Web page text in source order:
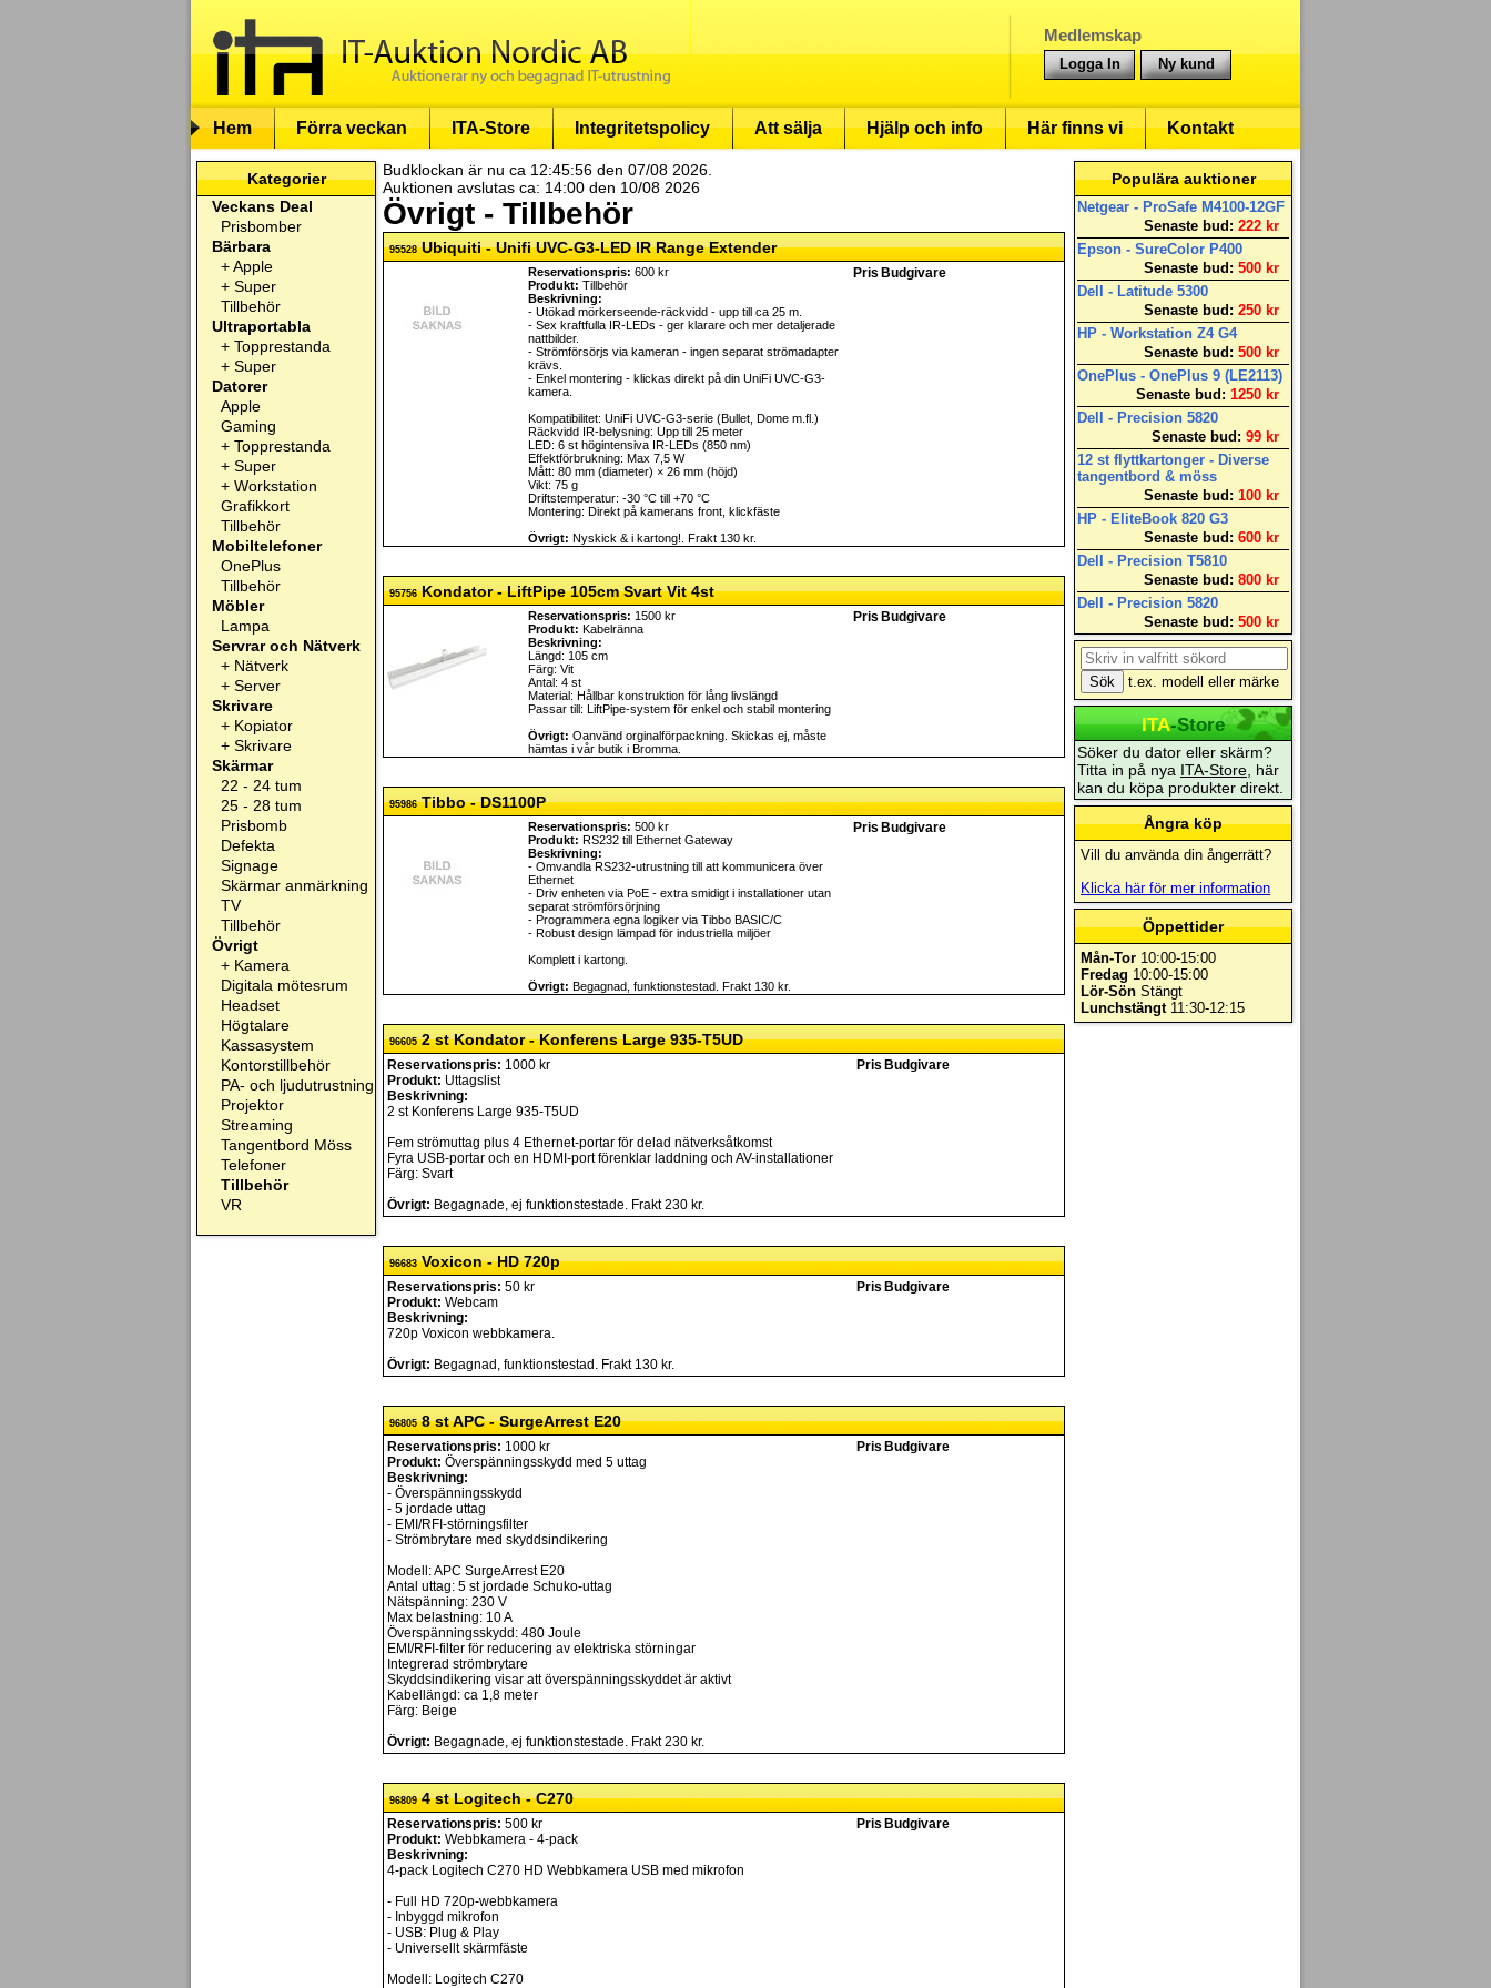
Medlemskap
Logga In Ny kund
Hem Förra veckan ITA-Store Integritetspolicy Att sälja Hjälp och info Här finns vi Kontakt
Kategorier
Veckans Deal
Prisbomber
Bärbara
+Apple
+ Super
Tillbehör
Ultraportabla
+ Topprestanda
+ Super
Datorer
Apple
Gaming
+ Topprestanda
+ Super
+ Workstation
Grafikkort
Tillbehör
Mobiltelefoner
OnePlus
Tillbehör
Möbler
Lampa
Servrar och Nätverk
+ Nätverk
+ Server
Skrivare
+ Kopiator
+ Skrivare
Skärmar
22 - 24 tum
25 - 28 tum
Prisbomb
Defekta
Signage
Skärmar anmärkning
TV
Tillbehör
Övrigt
+ Kamera
Digitala mötesrum
Headset
Högtalare
Kassasystem
Kontorstillbehör
PA- och ljudutrustning
Projektor
Streaming
Tangentbord Möss
Telefoner
Tillbehör
VR
Budklockan är nu ca 12:45:56 den 07/08 2026.
Auktionen avslutas ca: 14:00 den 10/08 2026
Övrigt - Tillbehör
95528Ubiquiti - Unifi UVC-G3-LED IR Range Extender
Reservationspris: 600 kr
Produkt: Tillbehör
Beskrivning:
- Utökad mörkerseende-räckvidd - upp till ca 25 m.
- Sex kraftfulla IR-LEDs - ger klarare och mer detaljerade
nattbilder.
- Strömförsörjs via kameran - ingen separat strömadapter
krävs.
- Enkel montering - klickas direkt på din UniFi UVC-G3-
kamera.
Kompatibilitet: UniFi UVC-G3-serie (Bullet, Dome m.fl.)
Räckvidd IR-belysning: Upp till 25 meter
LED: 6 st högintensiva IR-LEDs (850 nm)
Effektförbrukning: Max 7,5 W
Mått: 80 mm (diameter) × 26 mm (höjd)
Vikt: 75 g
Driftstemperatur: -30 °C till +70 °C
Montering: Direkt på kamerans front, klickfäste
Övrigt: Nyskick & i kartong!. Frakt 130 kr.
Pris Budgivare
95756Kondator - LiftPipe 105cm Svart Vit 4st
Reservationspris: 1500 kr
Produkt: Kabelränna
Beskrivning:
Längd: 105 cm
Färg: Vit
Antal: 4 st
Material: Hållbar konstruktion för lång livslängd
Passar till: LiftPipe-system för enkel och stabil montering
Övrigt: Oanvänd orginalförpackning. Skickas ej, måste
hämtas i vår butik i Bromma.
Pris Budgivare
95986Tibbo - DS1100P
Reservationspris: 500 kr
Produkt: RS232 till Ethernet Gateway
Beskrivning:
- Omvandla RS232-utrustning till att kommunicera över
Ethernet
- Driv enheten via PoE - extra smidigt i installationer utan
separat strömförsörjning
- Programmera egna logiker via Tibbo BASIC/C
- Robust design lämpad för industriella miljöer
Komplett i kartong.
Övrigt: Begagnad, funktionstestad. Frakt 130 kr.
Pris Budgivare
966052 st Kondator - Konferens Large 935-T5UD
Reservationspris: 1000 kr
Produkt: Uttagslist
Beskrivning:
2 st Konferens Large 935-T5UD
Fem strömuttag plus 4 Ethernet-portar för delad nätverksåtkomst
Fyra USB-portar och en HDMI-port förenklar laddning och AV-installationer
Färg: Svart
Övrigt: Begagnade, ej funktionstestade. Frakt 230 kr.
Pris Budgivare
96683Voxicon - HD 720p
Reservationspris: 50 kr
Produkt: Webcam
Beskrivning:
720p Voxicon webbkamera.
Övrigt: Begagnad, funktionstestad. Frakt 130 kr.
Pris Budgivare
968058 st APC - SurgeArrest E20
Reservationspris: 1000 kr
Produkt: Överspänningsskydd med 5 uttag
Beskrivning:
- Överspänningsskydd
- 5 jordade uttag
- EMI/RFI-störningsfilter
- Strömbrytare med skyddsindikering
Modell: APC SurgeArrest E20
Antal uttag: 5 st jordade Schuko-uttag
Nätspänning: 230 V
Max belastning: 10 A
Överspänningsskydd: 480 Joule
EMI/RFI-filter för reducering av elektriska störningar
Integrerad strömbrytare
Skyddsindikering visar att överspänningsskyddet är aktivt
Kabellängd: ca 1,8 meter
Färg: Beige
Övrigt: Begagnade, ej funktionstestade. Frakt 230 kr.
Pris Budgivare
968094 st Logitech - C270
Reservationspris: 500 kr
Produkt: Webbkamera - 4-pack
Beskrivning:
4-pack Logitech C270 HD Webbkamera USB med mikrofon
- Full HD 720p-webbkamera
- Inbyggd mikrofon
- USB: Plug & Play
- Universellt skärmfäste
Modell: Logitech C270
Pris Budgivare
Populära auktioner
Netgear - ProSafe M4100-12GF
Senaste bud: 222 kr
Epson - SureColor P400
Senaste bud: 500 kr
Dell - Latitude 5300
Senaste bud: 250 kr
HP - Workstation Z4 G4
Senaste bud: 500 kr
OnePlus - OnePlus 9 (LE2113)
Senaste bud: 1250 kr
Dell - Precision 5820
Senaste bud: 99 kr
12 st flyttkartonger - Diverse
tangentbord & möss
Senaste bud: 100 kr
HP - EliteBook 820 G3
Senaste bud: 600 kr
Dell - Precision T5810
Senaste bud: 800 kr
Dell - Precision 5820
Senaste bud: 500 kr
t.ex. modell eller märke
ITA-Store
Söker du dator eller skärm?
Titta in på nya ITA-Store , här
kan du köpa produkter direkt.
Ångra köp
Vill du använda din ångerrätt?
Klicka här för mer information
Öppettider
Mån-Tor 10:00-15:00
Fredag 10:00-15:00
Lör-Sön Stängt
Lunchstängt11:30-12:15